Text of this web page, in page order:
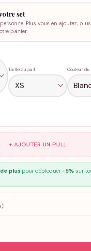
set
Plus vous en ajoutez,
panier.
Taille du pull Couleur du
+ AJOUTER UN PULL
pluspour débloquer -5% sur